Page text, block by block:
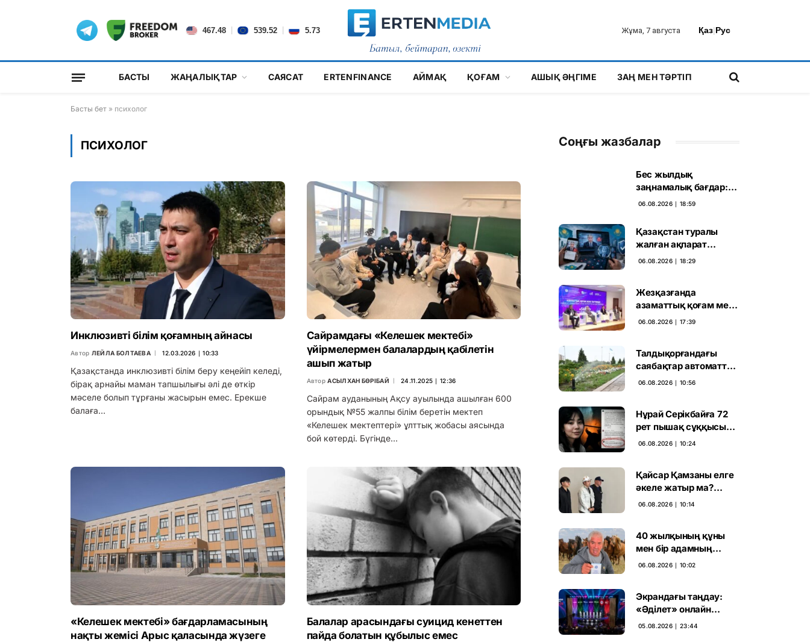
467.48 539.52 5.73 Жұма, 7 августа Қаз|Рус
БАСТЫ ЖАҢАЛЫҚТАР САЯСАТ ERTENFINANCE АЙМАҚ ҚОҒАМ АШЫҚ ӘҢГІМЕ ЗАҢ МЕН ТӘРТІП
Басты бет » психолог
ПСИХОЛОГ
Инклюзивті білім қоғамның айнасы
Автор ЛЕЙЛА БОЛТАЕВА 12.03.2026 ∣ 10:33
Қазақстанда инклюзивті білім беру кеңейіп келеді,
бірақ арнайы маман тапшылығы әлі де өткір
мәселе болып тұрғаны жасырын емес. Ерекше
балаға…
Сайрамдағы «Келешек мектебі»
үйірмелермен балалардың қабілетін
ашып жатыр
Автор АСЫЛХАН БӨРІБАЙ 24.11.2025 ∣ 12:36
Сайрам ауданының Ақсу ауылында ашылған 600
орындық №55 жалпы білім беретін мектеп
«Келешек мектептері» ұлттық жобасы аясында
бой көтерді. Бүгінде…
«Келешек мектебі» бағдарламасының
нақты жемісі Арыс қаласында жүзеге
Балалар арасындағы суицид кенеттен
пайда болатын құбылыс емес
Соңғы жазбалар
Бес жылдық
заңнамалық бағдар:
Мелконян Құрылтай
06.08.2026 ∣ 18:59
Қазақстан туралы
жалған ақпарат
таратқан дипфейктер
06.08.2026 ∣ 18:29
Жезқазғанда
азаматтық қоғам мен
партиялардың
06.08.2026 ∣ 17:39
Талдықорғандағы
саябақтар автоматты
жүйемен суарылады
06.08.2026 ∣ 10:56
Нұрай Серікбайға 72
рет пышақ сұққысы
келгенін жазған адам
06.08.2026 ∣ 10:24
Қайсар Қамзаны елге
әкеле жатыр ма?
Атышулы Блогер
06.08.2026 ∣ 10:14
40 жылқының құны
мен бір адамның
тағдыры: апелляция 7
06.08.2026 ∣ 10:02
Экрандағы таңдау:
«Әділет» онлайн
дауыс беруде алға
05.08.2026 ∣ 23:44